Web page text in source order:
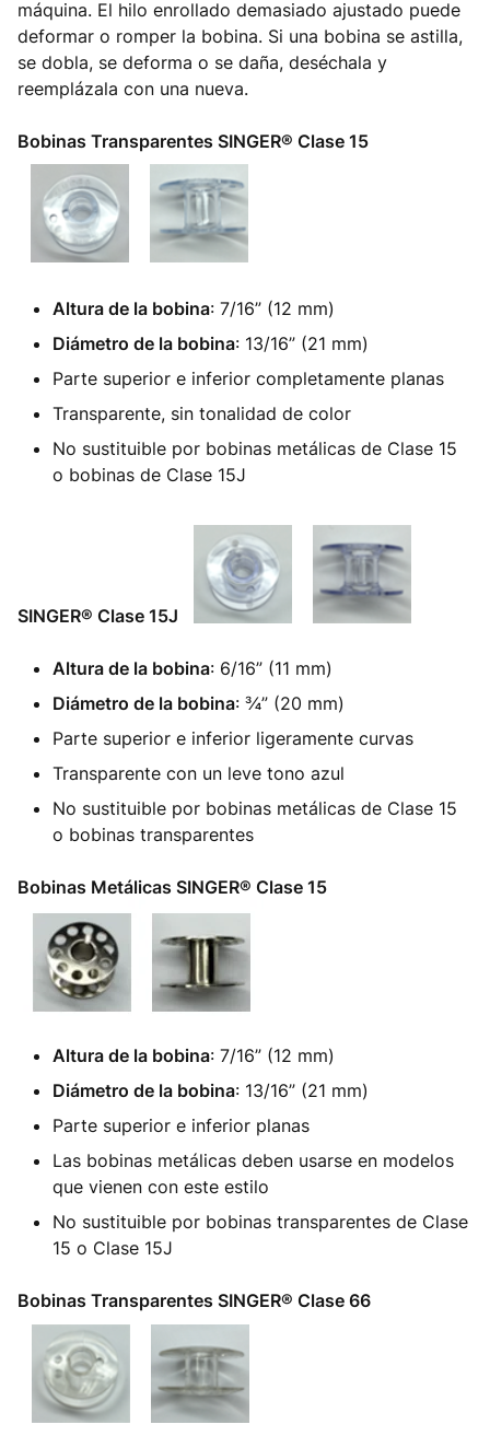
máquina. El hilo enrollado demasiado ajustado puede
deformar o romper la bobina. Si una bobina se astilla,
se dobla, se deforma o se daña, deséchala y
reemplázala con una nueva.
Bobinas Transparentes SINGER® Clase 15
Altura de la bobina: 7/16” (12 mm)
Diámetro de la bobina: 13/16” (21 mm)
Parte superior e inferior completamente planas
Transparente, sin tonalidad de color
No sustituible por bobinas metálicas de Clase 15
o bobinas de Clase 15J
SINGER® Clase 15J
Altura de la bobina: 6/16” (11 mm)
Diámetro de la bobina: ¾” (20 mm)
Parte superior e inferior ligeramente curvas
Transparente con un leve tono azul
No sustituible por bobinas metálicas de Clase 15
o bobinas transparentes
Bobinas Metálicas SINGER® Clase 15
Altura de la bobina: 7/16” (12 mm)
Diámetro de la bobina: 13/16” (21 mm)
Parte superior e inferior planas
Las bobinas metálicas deben usarse en modelos
que vienen con este estilo
No sustituible por bobinas transparentes de Clase
15 o Clase 15J
Bobinas Transparentes SINGER® Clase 66